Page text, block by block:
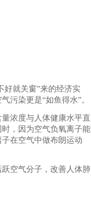
就关窗”来的经济实
污染更是“如鱼得水”。
浓度与人体健康水平直
，因为空气负氧离子能
在空气中做布朗运动
空气分子，改善人体肺